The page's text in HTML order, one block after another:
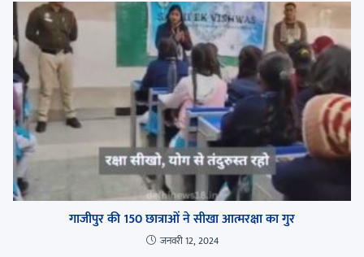
गाजीपुर की 150 छात्राओं ने सीखा आत्मरक्षा का गुर
जनवरी 12, 2024